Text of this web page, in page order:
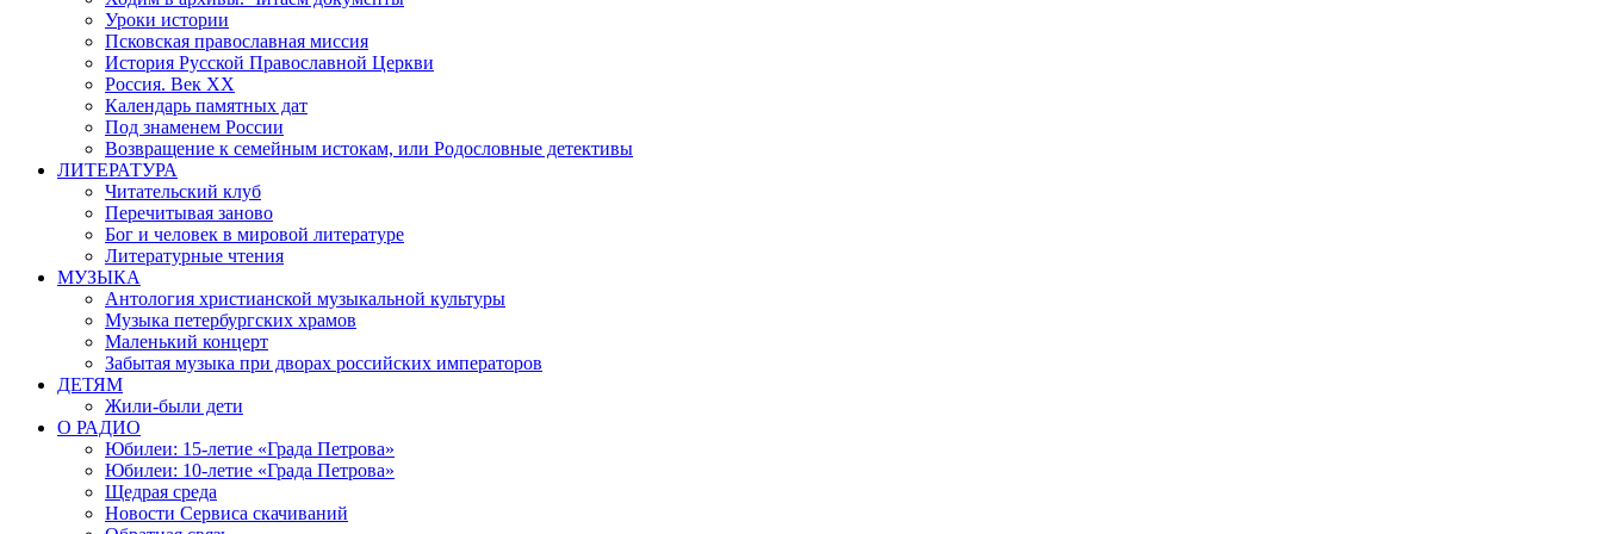
Уроки истории
Псковская православная миссия
История Русской Православной Церкви
Россия. Век ХХ
Календарь памятных дат
Под знаменем России
Возвращение к семейным истокам, или Родословные детективы
ЛИТЕРАТУРА
Читательский клуб
Перечитывая заново
Бог и человек в мировой литературе
Литературные чтения
МУЗЫКА
Антология христианской музыкальной культуры
Музыка петербургских храмов
Маленький концерт
Забытая музыка при дворах российских императоров
ДЕТЯМ
Жили-были дети
О РАДИО
Юбилеи: 15-летие «Града Петрова»
Юбилеи: 10-летие «Града Петрова»
Щедрая среда
Новости Сервиса скачиваний